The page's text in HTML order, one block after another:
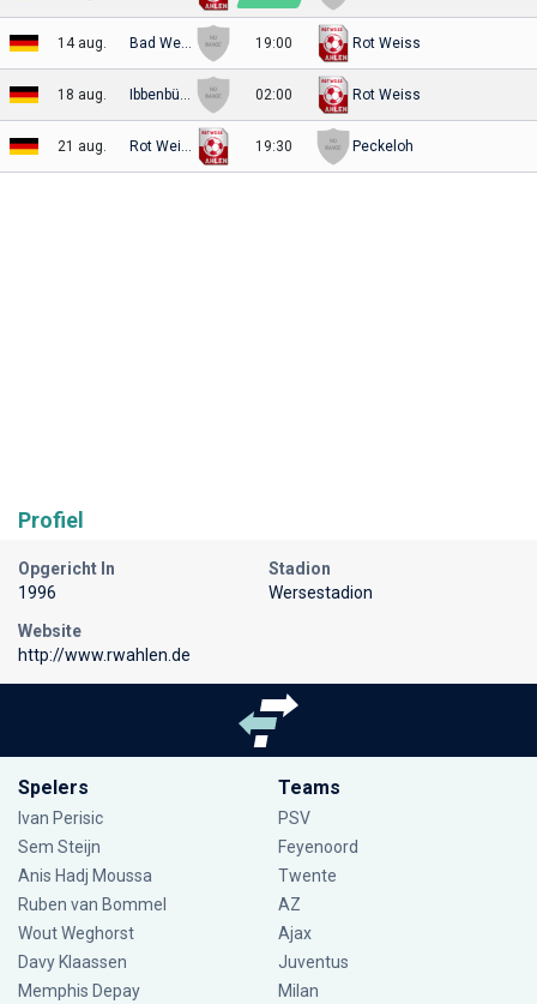
14 aug. Bad Westernkotten 19:00 Rot Weiss
18 aug. Ibbenbürener SpVg 02:00 Rot Weiss
21 aug. Rot Weiss 19:30 Peckeloh
Profiel
Opgericht In
1996
Stadion
Wersestadion
Website
http://www.rwahlen.de
Spelers
Ivan Perisic
Sem Steijn
Anis Hadj Moussa
Ruben van Bommel
Wout Weghorst
Davy Klaassen
Memphis Depay
Teams
PSV
Feyenoord
Twente
AZ
Ajax
Juventus
Milan